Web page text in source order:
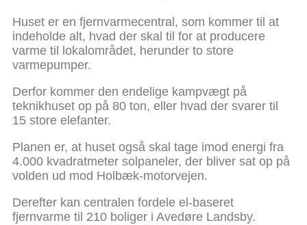
Huset er en fjernvarmecentral, som kommer til at
indeholde alt, hvad der skal til for at producere
varme til lokalområdet, herunder to store
varmepumper.
Derfor kommer den endelige kampvægt på
teknikhuset op på 80 ton, eller hvad der svarer til
15 store elefanter.
Planen er, at huset også skal tage imod energi fra
4.000 kvadratmeter solpaneler, der bliver sat op på
volden ud mod Holbæk-motorvejen.
Derefter kan centralen fordele el-baseret
fjernvarme til 210 boliger i Avedøre Landsby.